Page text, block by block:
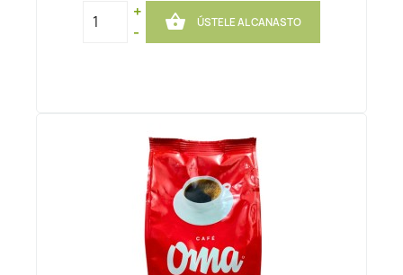
+
-
 ÚSTELE AL CANASTO